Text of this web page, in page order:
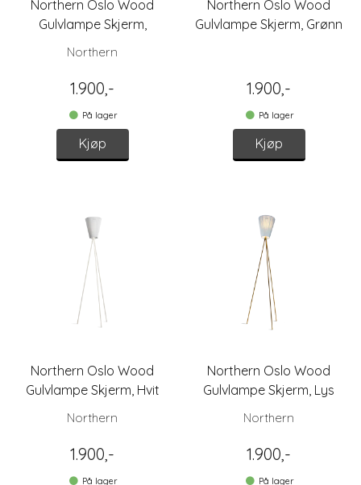
Northern Oslo Wood
Gulvlampe Skjerm,
Northern
1.900,-
På lager
Kjøp
Northern Oslo Wood
Gulvlampe Skjerm, Grønn
1.900,-
På lager
Kjøp
Northern Oslo Wood
Gulvlampe Skjerm, Hvit
Northern
1.900,-
På lager
Northern Oslo Wood
Gulvlampe Skjerm, Lys
Blå
Northern
1.900,-
På lager